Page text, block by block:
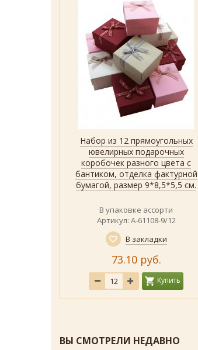
Быстрый просмотр
Показать
Набор из 12 прямоугольных
ювелирных подарочных
коробочек разного цвета с
бантиком, отделка фактурной
бумагой, размер 9*8,5*5,5 см.
В упаковке ассорти
Артикул: А-61108-9/12
В закладки
73.10 руб.
Купить
ВЫ СМОТРЕЛИ НЕДАВНО